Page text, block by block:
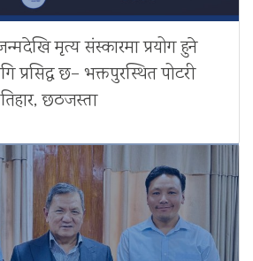
मृत्य संस्कारमा प्रयोग हुने
प्रसिद्ध छ– भक्तपुरस्थित पोटरी
छठजस्ता